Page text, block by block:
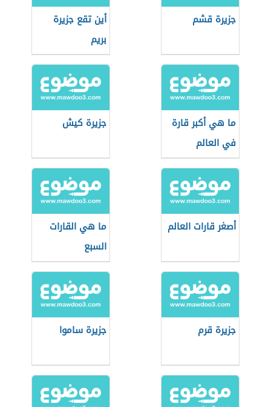
جزيرة قشم
أين تقع جزيرة
بريم
ما هي أكبر قارة
في العالم
جزيرة كيش
أصغر قارات العالم
ما هي القارات
السبع
جزيرة قرم جزيرة ساموا